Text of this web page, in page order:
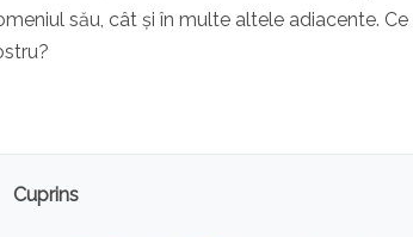
său, cât și în multe altele adiacente.
Cuprins